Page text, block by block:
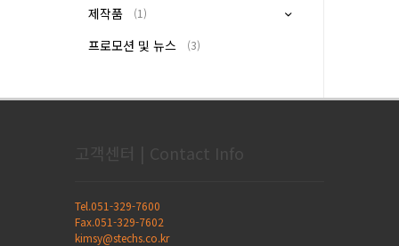
제작품 (1)
프로모션 및 뉴스 (3)
고객센터 | Contact Info
Tel.051-329-7600
Fax.051-329-7602
kimsy@stechs.co.kr